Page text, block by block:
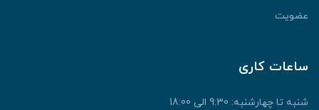
عضویت
ساعات کاری
شنبه تا چهارشنبه: 9:30 الی 18:00